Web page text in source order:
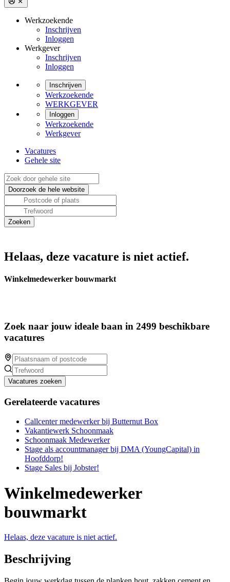
Werkzoekende
Inschrijven
Inloggen
Werkgever
Inschrijven
Inloggen
Inschrijven
Werkzoekende
WERKGEVER
Inloggen
Werkzoekende
Werkgever
Vacatures
Gehele site
Helaas, deze vacature is niet actief.
Winkelmedewerker bouwmarkt
Zoek naar jouw ideale baan in 2499 beschikbare
vacatures
Vacatures zoeken
Gerelateerde vacatures
Callcenter medewerker bij Butternut Box
Vakantiewerk Schoonmaak
Schoonmaak Medewerker
Stage als accountmanager bij DMA (YoungCapital) in
Hoofddorp!
Stage Sales bij Jobster!
Winkelmedewerker
bouwmarkt
Helaas, deze vacature is niet actief.
Beschrijving